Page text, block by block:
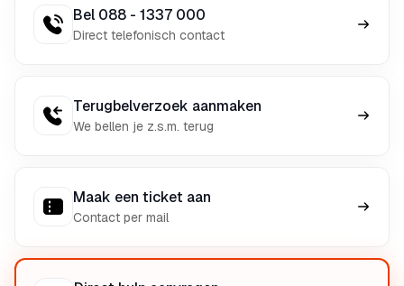
Bel 088 - 1337 000
Direct telefonisch contact
Terugbelverzoek aanmaken
We bellen je z.s.m. terug
Maak een ticket aan
Contact per mail